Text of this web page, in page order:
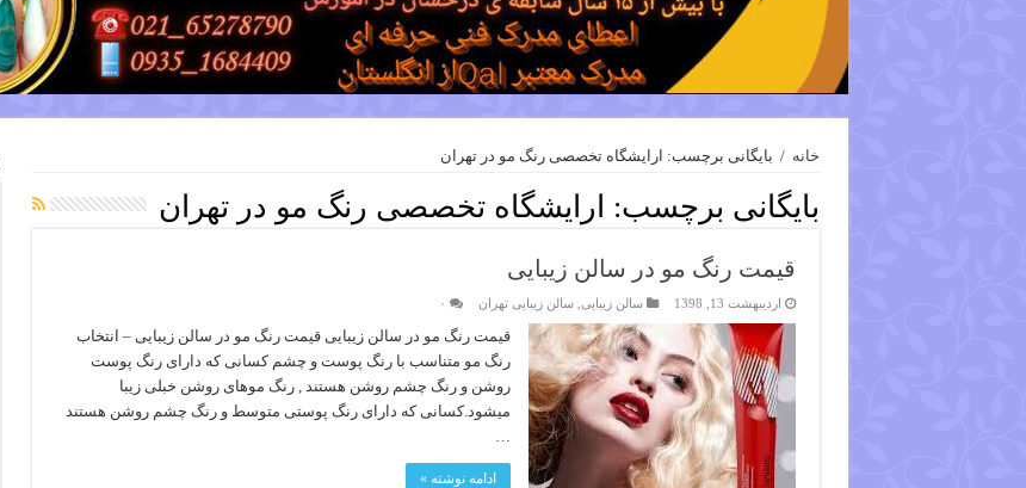
خانه / بایگانی برچسب: ارایشگاه تخصصی رنگ مو در تهران
بایگانی برچسب: ارایشگاه تخصصی رنگ مو در تهران
قیمت رنگ مو در سالن زیبایی
اردیبهشت 13, 1398 سالن زیبایی ,سالن زیبایی تهران ۰
قیمت رنگ مو در سالن زیبایی قیمت رنگ مو در سالن زیبایی – انتخاب
رنگ مو متناسب با رنگ پوست و چشم کسانی که دارای رنگ پوست
روشن و رنگ چشم روشن هستند , رنگ موهای روشن خبلی زیبا
میشود.کسانی که دارای رنگ پوستی متوسط و رنگ چشم روشن هستند
ادامه نوشته »